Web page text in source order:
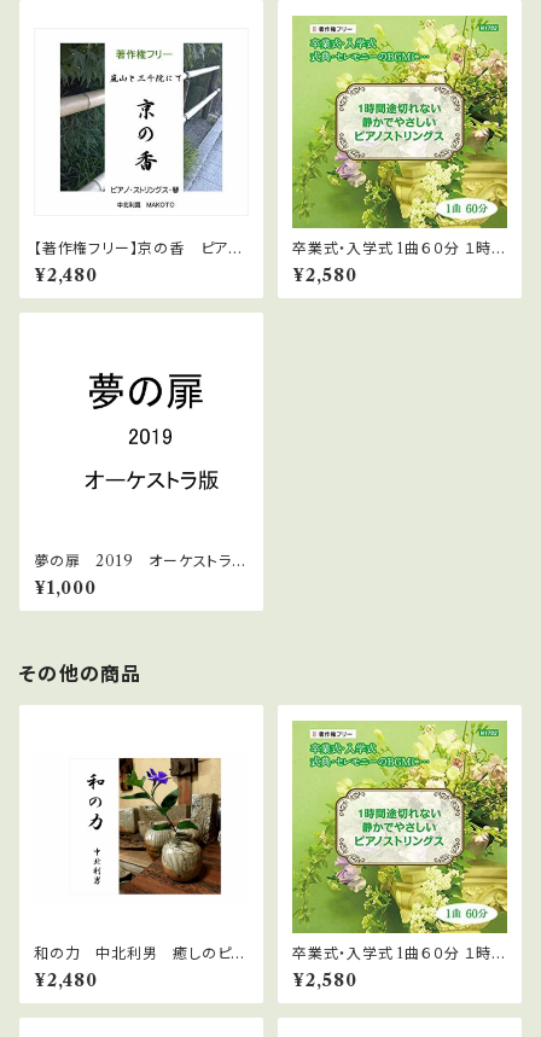
【著作権フリー】京の香 ピアノ
ストリングス 琴 ＭＡＫＯＴ
Ｏ 中北利男
¥2,480
卒業式・入学式 1曲６０分 １時間
途切れない 式典用 静かでやさ
しいピアノストリングス WAVフ
ァイルダウンロード版
¥2,580
夢の扉 2019 オーケストラ
版 ＷＡＶファイル
¥1,000
その他の商品
和の力 中北利男 癒しのピア
ノ 著作権フリー jasrac申請
不要
¥2,480
卒業式・入学式 1曲６０分 １時間
途切れない 式典用 静かでやさ
しいピアノストリングス WAVフ
ァイルダウンロード版
¥2,580